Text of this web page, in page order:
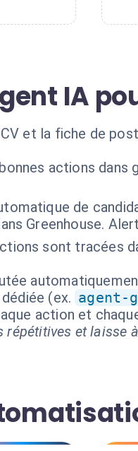
IA
et la fiche de
actions
de
Greenhouse.
sont tracées
(ex. agent-
action et
et laisse